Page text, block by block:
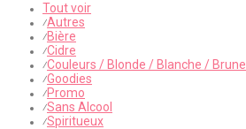
Tout voir
⁄Autres
⁄Bière
⁄Cidre
⁄Couleurs / Blonde / Blanche / Brune
⁄Goodies
⁄Promo
⁄Sans Alcool
⁄Spiritueux